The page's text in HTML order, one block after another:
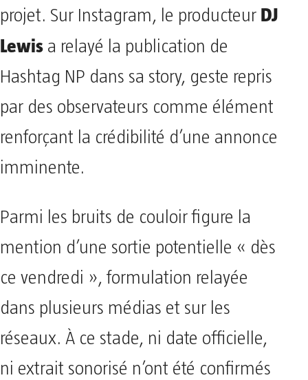
projet. Sur Instagram, le producteur DJ
Lewis a relayé la publication de
Hashtag NP dans sa story, geste repris
par des observateurs comme élément
renforçant la crédibilité d’une annonce
imminente.
Parmi les bruits de couloir figure la
mention d’une sortie potentielle « dès
ce vendredi », formulation relayée
dans plusieurs médias et sur les
réseaux. À ce stade, ni date officielle,
ni extrait sonorisé n’ont été confirmés